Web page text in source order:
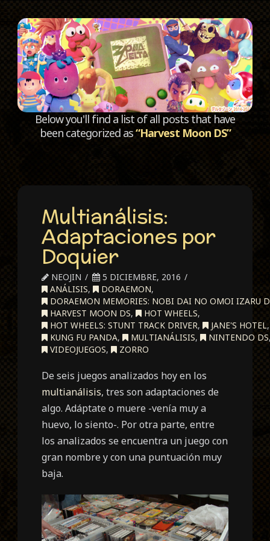
Below you'll find a list of all posts that have
been categorized as“Harvest Moon DS”
Multianálisis:
Adaptaciones por
Doquier
NEOJIN
5 DICIEMBRE, 2016
ANÁLISIS, DORAEMON,
DORAEMON MEMORIES: NOBI DAI NO OMOI IZARU
HARVEST MOON DS, HOT WHEELS,
HOT WHEELS: STUNT TRACK DRIVER, JANE'S HOTEL,
KUNG FU PANDA, MULTIANÁLISIS, NINTENDO DS
VIDEOJUEGOS, ZORRO
De seis juegos analizados hoy en los
multianálisis, tres son adaptaciones de
algo. Adáptate o muere -venía muy a
huevo, lo siento-. Por otra parte, entre
los analizados se encuentra un juego con
gran nombre y con una puntuación muy
baja.